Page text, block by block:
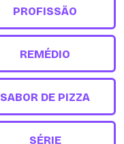
PROFISSÃO
REMÉDIO
SABOR DE PIZZA
SÉRIE